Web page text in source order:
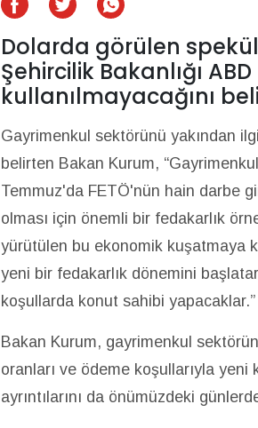
Dolarda görülen
Şehircilik Bakanlığı
kullanılmayacağını
Gayrimenkul sektörünü yakından
belirten Bakan Kurum,
Temmuz'da FETÖ'nün hain darbe
olması için önemli bir fedakarlık
yürütülen bu ekonomik kuşatmaya
yeni bir fedakarlık dönemini
koşullarda konut sahibi
Bakan Kurum, gayrimenkul
oranları ve ödeme koşullarıyla yeni
ayrıntılarını da önümüzdeki